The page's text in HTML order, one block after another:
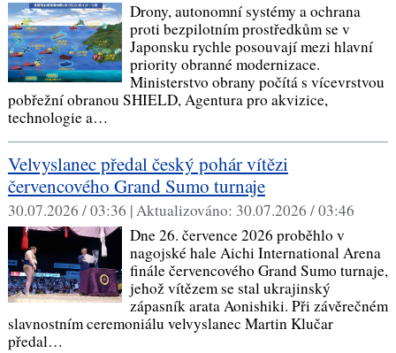
Drony, autonomní systémy a ochrana
proti bezpilotním prostředkům se v
Japonsku rychle posouvají mezi hlavní
priority obranné modernizace.
Ministerstvo obrany počítá s vícevrstvou
pobřežní obranou SHIELD, Agentura pro akvizice,
technologie a…
Velvyslanec předal český pohár vítězi
červencového Grand Sumo turnaje
30.07.2026 / 03:36 |Aktualizováno: 30.07.2026 / 03:46
Dne 26. července 2026 proběhlo v
nagojské hale Aichi International Arena
finále červencového Grand Sumo turnaje,
jehož vítězem se stal ukrajinský
zápasník arata Aonishiki. Při závěrečném
slavnostním ceremoniálu velvyslanec Martin Klučar
předal…